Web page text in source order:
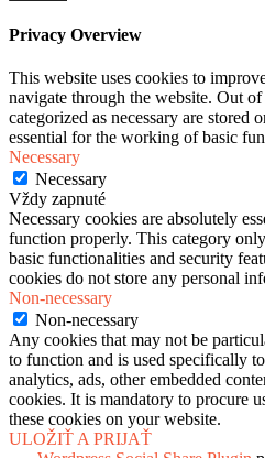
Privacy Overview
This website uses cookies to
navigate through the website. Out of
categorized as necessary are stored
essential for the working of basic
Necessary
Necessary
Vždy zapnuté
Necessary cookies are absolutely
function properly. This category
basic functionalities and security
cookies do not store any personal
Non-necessary
Non-necessary
Any cookies that may not be
to function and is used specifically
analytics, ads, other embedded
cookies. It is mandatory to procure
these cookies on your website.
ULOŽIŤ A PRIJAŤ